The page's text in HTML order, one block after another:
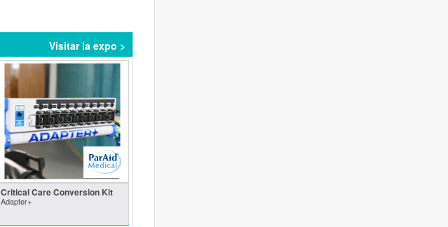
Visitar la expo >
Critical Care Conversion Kit
Adapter+